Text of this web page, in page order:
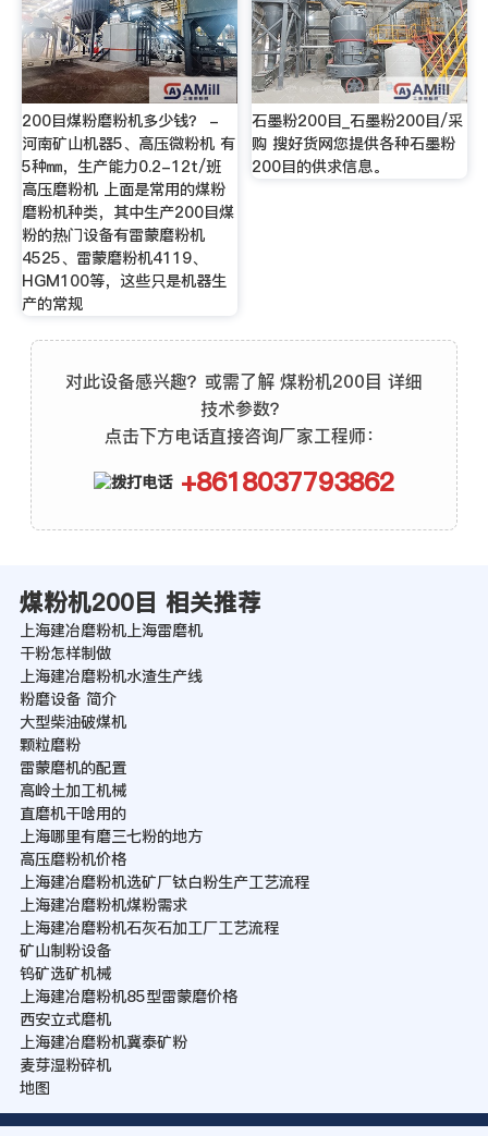
200目煤粉磨粉机多少钱？ -
河南矿山机器5、高压微粉机 有
5种㎜，生产能力0.2-12t/班
高压磨粉机 上面是常用的煤粉
磨粉机种类，其中生产200目煤
粉的热门设备有雷蒙磨粉机
4525、雷蒙磨粉机4119、
HGM100等，这些只是机器生
产的常规
石墨粉200目_石墨粉200目/采
购 搜好货网您提供各种石墨粉
200目的供求信息。
对此设备感兴趣？或需了解 煤粉机200目 详细
技术参数？
点击下方电话直接咨询厂家工程师：
+8618037793862
煤粉机200目 相关推荐
上海建冶磨粉机上海雷磨机
干粉怎样制做
上海建冶磨粉机水渣生产线
粉磨设备 简介
大型柴油破煤机
颗粒磨粉
雷蒙磨机的配置
高岭土加工机械
直磨机干啥用的
上海哪里有磨三七粉的地方
高压磨粉机价格
上海建冶磨粉机选矿厂钛白粉生产工艺流程
上海建冶磨粉机煤粉需求
上海建冶磨粉机石灰石加工厂工艺流程
矿山制粉设备
钨矿选矿机械
上海建冶磨粉机85型雷蒙磨价格
西安立式磨机
上海建冶磨粉机冀泰矿粉
麦芽湿粉碎机
地图